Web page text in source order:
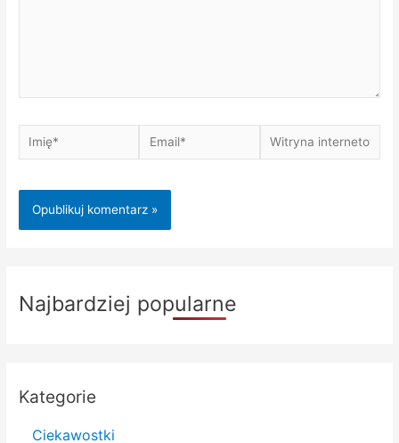
Imię* Email*
Witryna
internetowa
Najbardziej popularne
Kategorie
Ciekawostki